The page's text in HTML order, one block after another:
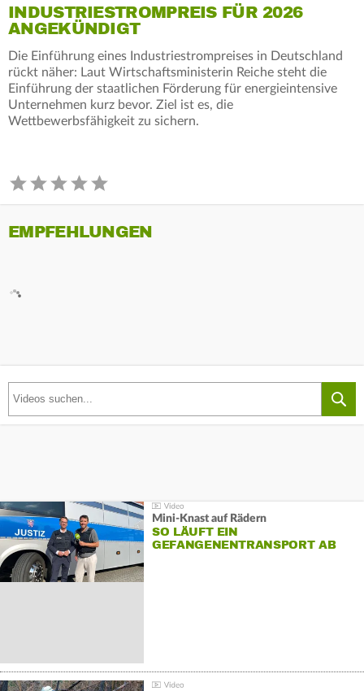
INDUSTRIESTROMPREIS FÜR 2026
ANGEKÜNDIGT
Die Einführung eines Industriestrompreises in Deutschland
rückt näher: Laut Wirtschaftsministerin Reiche steht die
Einführung der staatlichen Förderung für energieintensive
Unternehmen kurz bevor. Ziel ist es, die
Wettbewerbsfähigkeit zu sichern.
EMPFEHLUNGEN
Mini-Knast auf Rädern
SO LÄUFT EIN
GEFANGENENTRANSPORT AB